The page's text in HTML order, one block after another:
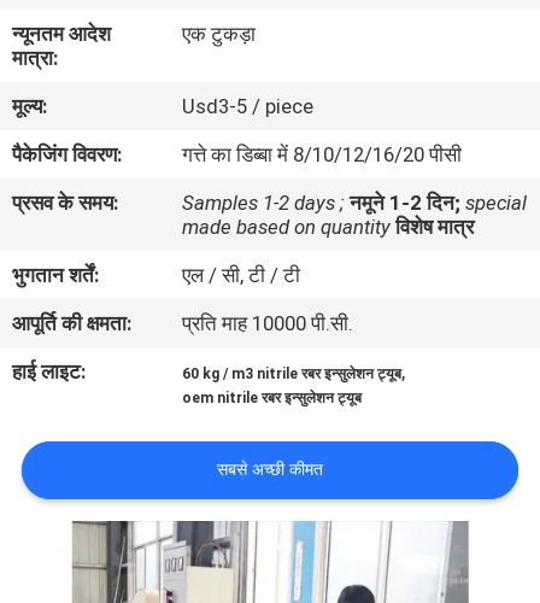
कारखाना
भ्रमण
गुणवत्ता
नियंत्रण
संपर्क
करें
एक
उद्धरण
न्यूनतम आदेश
मात्रा:
एक टुकड़ा
मूल्य:
Usd3-5 / piece
पैकेजिंग विवरण:
गत्ते का डिब्बा में 8/10/12/16/20 पीसी
प्रसव के समय:
Samples 1-2 days ; नमूने 1-2 दिन; special
made based on quantity विशेष मात्र
भुगतान शर्तें:
एल / सी, टी / टी
आपूर्ति की क्षमता:
प्रति माह 10000 पी.सी.
हाई लाइट:
60 kg / m3 nitrile रबर इन्सुलेशन ट्यूब,
oem nitrile रबर इन्सुलेशन ट्यूब
सबसे अच्छी कीमत